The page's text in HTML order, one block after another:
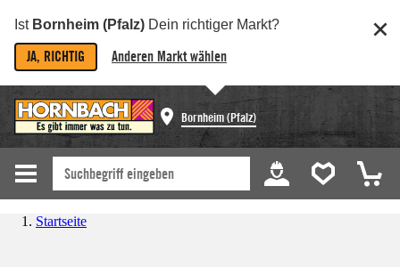
Ist Bornheim (Pfalz) Dein richtiger Markt?
JA, RICHTIG Anderen Markt wählen
Bornheim (Pfalz)
Startseite